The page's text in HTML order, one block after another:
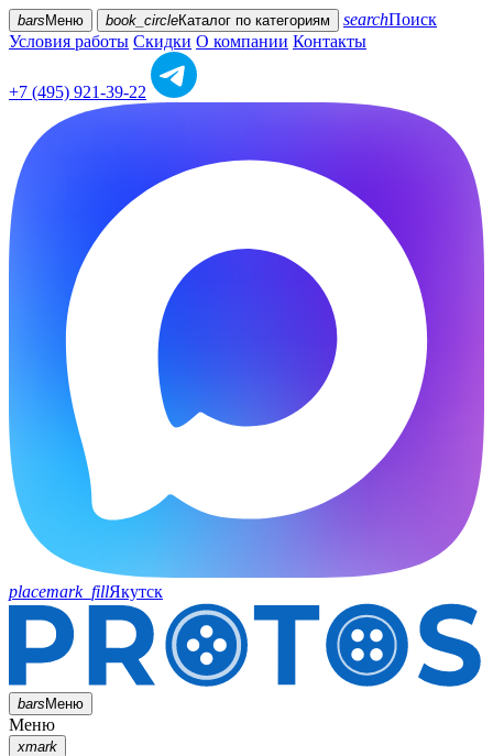
bars Меню book_circleКаталог по категориям searchПоиск
Условия работы Скидки О компании Контакты
+7 (495) 921-39-22
placemark_fillЯкутск
barsМеню
Меню
xmark